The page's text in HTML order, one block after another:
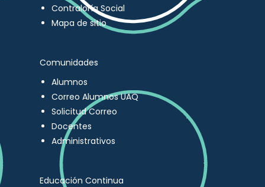
Contraloría Social
Mapa de sitio
Comunidades
Alumnos
Correo Alumnos UAQ
Solicitud Correo
Docentes
Administrativos
Educación Continua